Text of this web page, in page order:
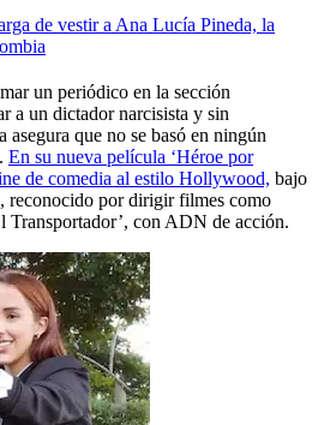
de vestir a Ana Lucía Pineda, la
un periódico en la sección
a un dictador narcisista y sin
asegura que no se basó en ningún
En su nueva película ‘Héroe por
de comedia al estilo Hollywood, bajo
reconocido por dirigir filmes como
Transportador’, con ADN de acción.